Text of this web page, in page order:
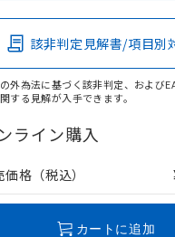
該非判定見解書/項目別
外為法に基づく該非判定、および
する見解が入手できます。
ライン購入
価格（税込）
カートに追加